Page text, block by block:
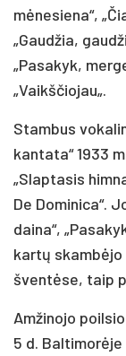
mėnesiena“,
„Gaudžia,
„Pasakyk,
„Vaikščiojau„.
Stambus
kantata“ 1933
„Slaptasis
De Dominica“.
daina“,
kartų skambėjo
šventėse, taip
Amžinojo
5 d. Baltimorėje